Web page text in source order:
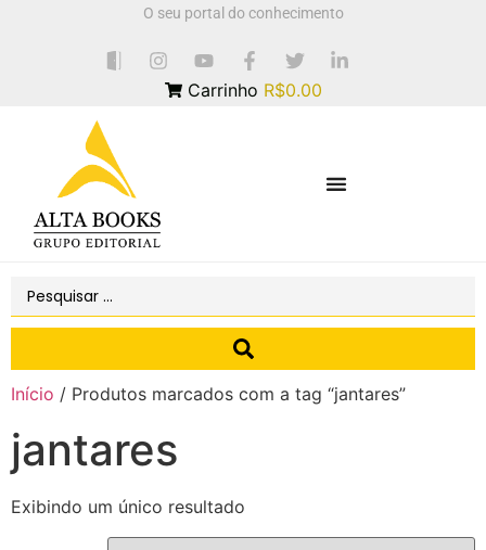
O seu portal do conhecimento
Carrinho R$0.00
Início / Produtos marcados com a tag “jantares”
jantares
Exibindo um único resultado